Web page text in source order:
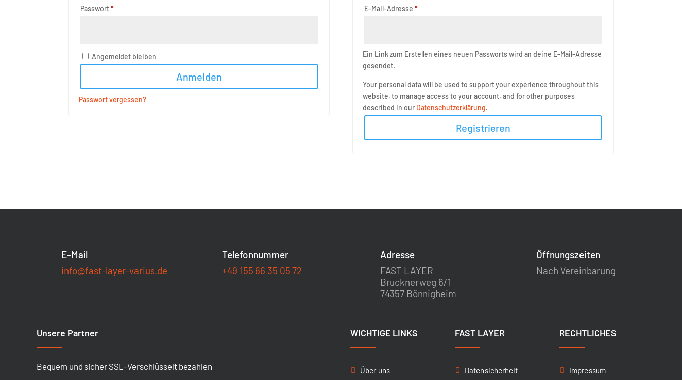
Passwort*Erforderlich
Angemeldet bleiben
Anmelden
Passwort vergessen?
E-Mail-Adresse *Erforderlich
Ein Link zum Erstellen eines neuen Passworts wird an deine E-Mail-Adresse
gesendet.
Your personal data will be used to support your experience throughout this
website, to manage access to your account, and for other purposes
described in our Datenschutzerklärung.
Registrieren
E-Mail
info@fast-layer-varius.de
Telefonnummer
+49 155 66 35 05 72
Adresse
FAST LAYER
Brucknerweg 6/1
74357 Bönnigheim
Öffnungszeiten
Nach Vereinbarung
Unsere Partner
Bequem und sicher SSL-Verschlüsselt bezahlen
WICHTIGE LINKS
Über uns
FAST LAYER
Datensicherheit
RECHTLICHES
Impressum